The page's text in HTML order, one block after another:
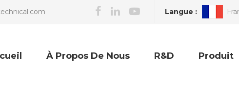
Langue :
À Propos De Nous R&D Produit